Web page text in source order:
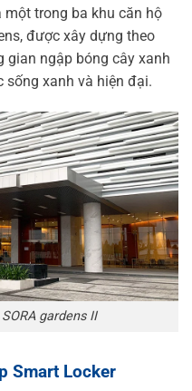
một trong ba khu căn hộ
được xây dựng theo
gian ngập bóng cây xanh
sống xanh và hiện đại.
gardens II
Smart Locker